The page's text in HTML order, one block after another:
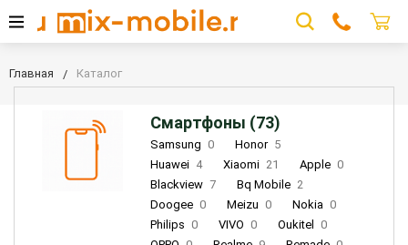
Главная Каталог
Смартфоны (73)
Samsung 0 Honor 5
Huawei 4 Xiaomi 21 Apple 0
Blackview 7 Bq Mobile 2
Doogee 0 Meizu 0 Nokia 0
Philips 0 VIVO 0 Oukitel
0